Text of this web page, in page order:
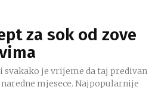
za sok od zove
svakako je vrijeme da taj predivan
mjesece. Najpopularnije